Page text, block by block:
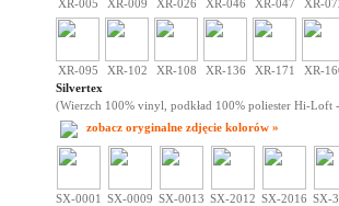
XR-005 XR-009 XR-026 XR-046 XR-047 XR-
XR-095 XR-102 XR-108 XR-136 XR-171
XR-
Silvertex
(Wierzch 100% vinyl, podkład 100% poliester Hi-Loft
zobacz oryginalne zdjęcie kolorów »
SX-0001 SX-0009 SX-0013 SX-2012 SX-2016 SX-